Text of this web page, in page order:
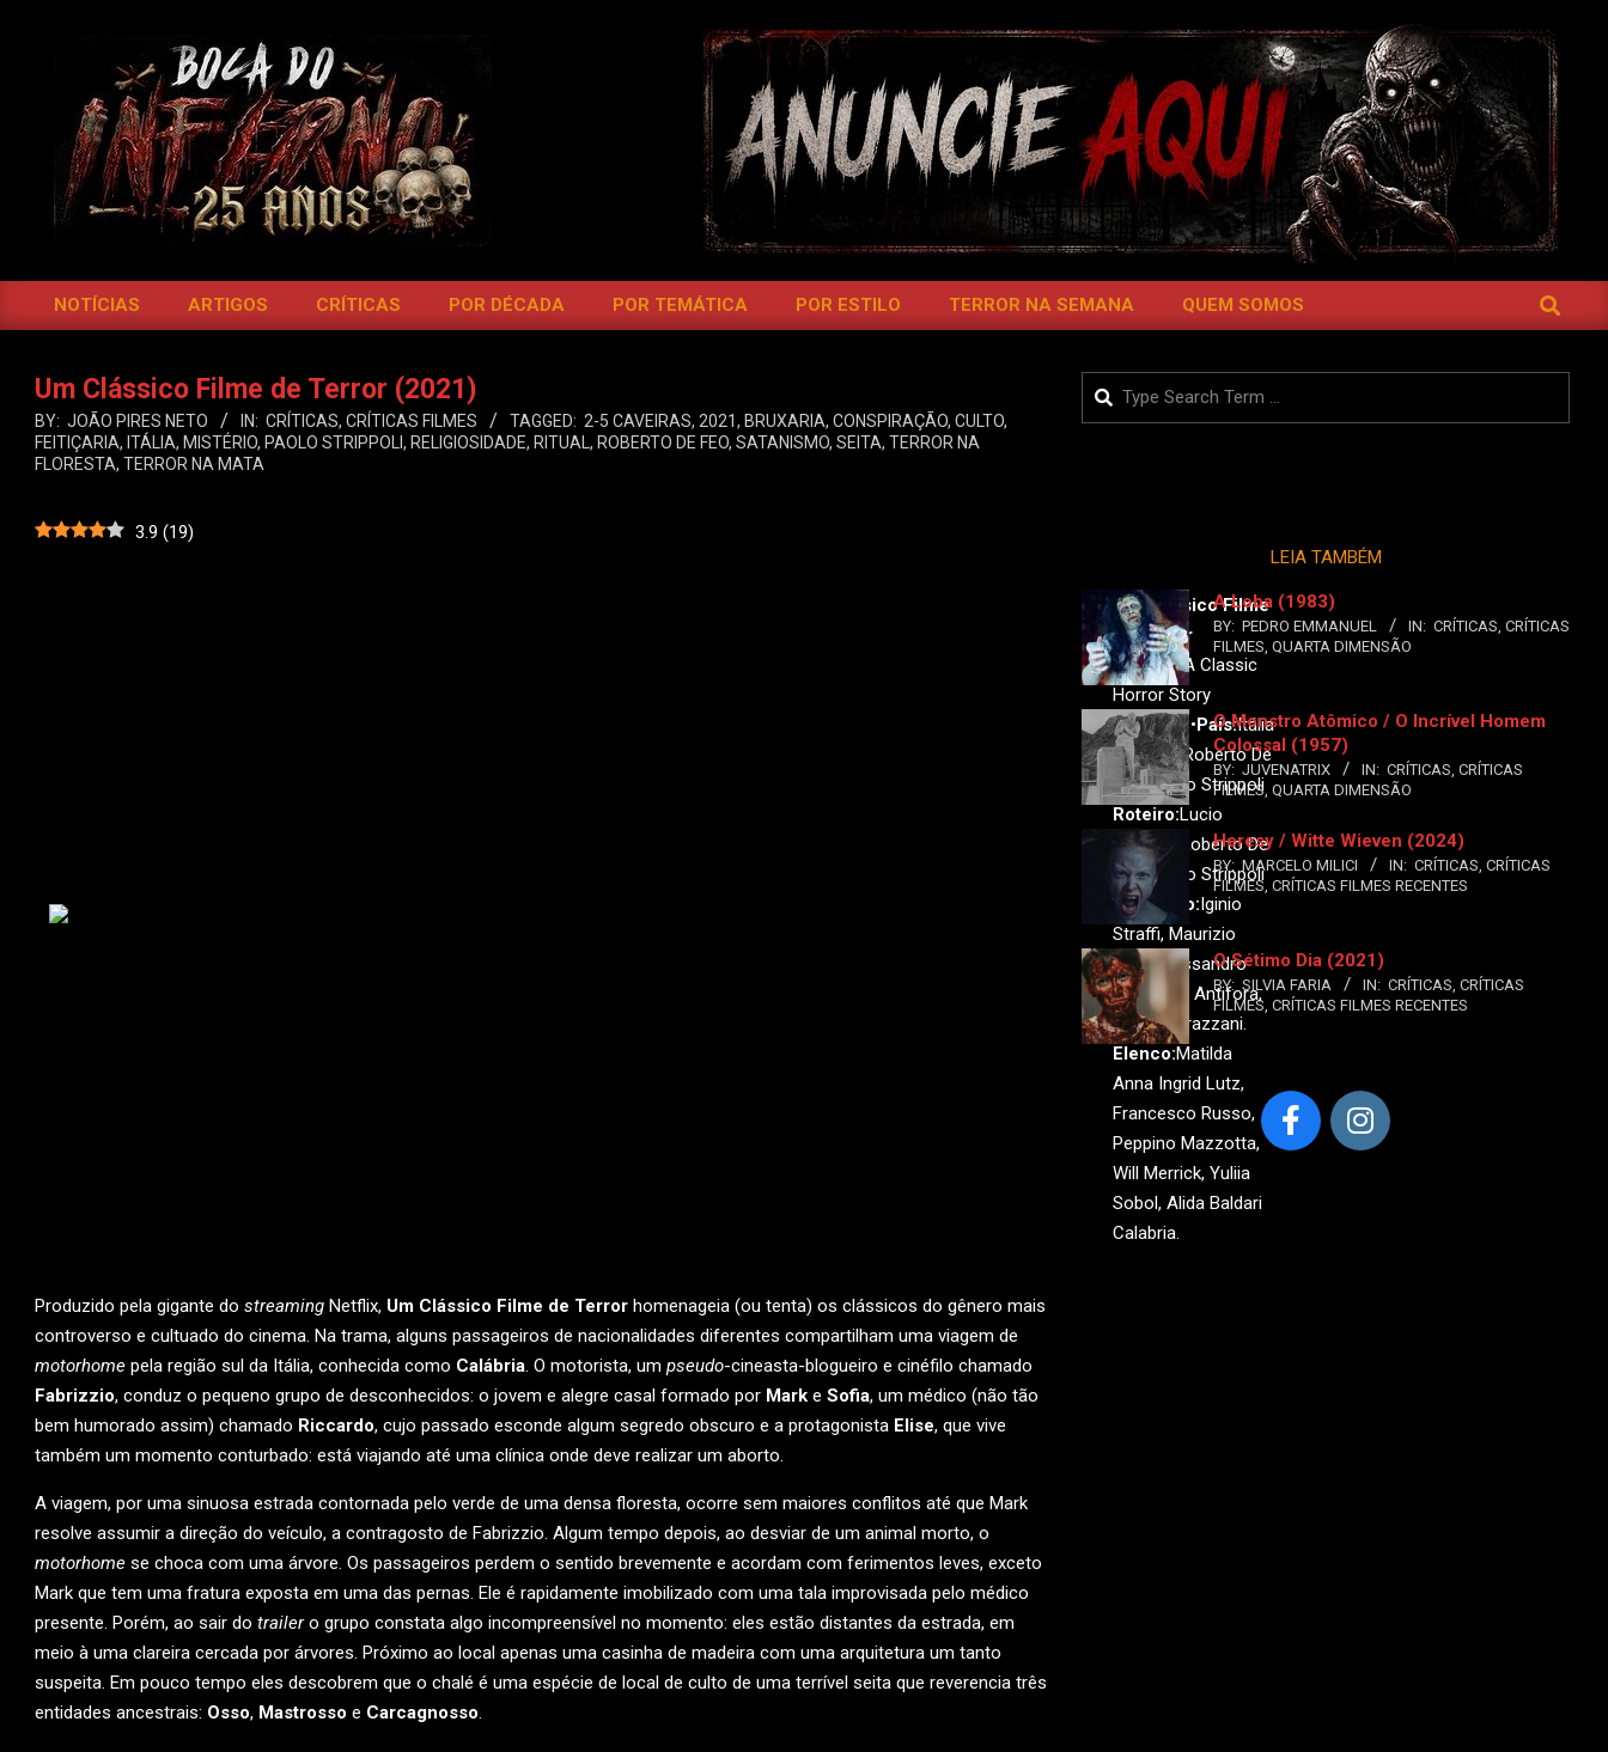
BOCA
DO
Primary
Menu
NOTÍCIAS ARTIGOS CRÍTICAS POR DÉCADA POR TEMÁTICA POR ESTILO TERROR NA SEMANA QUEM SOMOS SEARCH
Um Clássico Filme de Terror (2021)
BY: JOÃO PIRES NETO IN: CRÍTICAS, CRÍTICAS FILMES TAGGED: 2-5 CAVEIRAS, 2021, BRUXARIA, CONSPIRAÇÃO, CULTO,
FEITIÇARIA, ITÁLIA, MISTÉRIO, PAOLO STRIPPOLI , RELIGIOSIDADE, RITUAL , ROBERTO DE FEO, SATANISMO, SEITA, TERROR NA
FLORESTA, TERROR NA MATA
3.9 (19)
Um Clássico Filme
de Terror
Original:A Classic
Horror Story
Ano:2021•País:Itália
Direção:Roberto De
Feo, Paolo Strippoli
Roteiro:Lucio
Besana, Roberto De
Feo, Paolo Strippoli
Produção:Iginio
Straffi, Maurizio
Totti, Alessandro
Usai, Gaia Antifora,
Andrea Grazzani.
Elenco:Matilda
Anna Ingrid Lutz,
Francesco Russo,
Peppino Mazzotta,
Will Merrick, Yuliia
Sobol, Alida Baldari
Calabria.
Produzido pela gigante do streaming Netflix, Um Clássico Filme de Terror homenageia (ou tenta) os clássicos do gênero mais
controverso e cultuado do cinema. Na trama, alguns passageiros de nacionalidades diferentes compartilham uma viagem de
motorhome pela região sul da Itália, conhecida como Calábria. O motorista, um pseudo-cineasta-blogueiro e cinéfilo chamado
Fabrizzio, conduz o pequeno grupo de desconhecidos: o jovem e alegre casal formado por Mark e Sofia, um médico (não tão
bem humorado assim) chamado Riccardo, cujo passado esconde algum segredo obscuro e a protagonista Elise, que vive
também um momento conturbado: está viajando até uma clínica onde deve realizar um aborto.
A viagem, por uma sinuosa estrada contornada pelo verde de uma densa floresta, ocorre sem maiores conflitos até que Mark
resolve assumir a direção do veículo, a contragosto de Fabrizzio. Algum tempo depois, ao desviar de um animal morto, o
motorhome se choca com uma árvore. Os passageiros perdem o sentido brevemente e acordam com ferimentos leves, exceto
Mark que tem uma fratura exposta em uma das pernas. Ele é rapidamente imobilizado com uma tala improvisada pelo médico
presente. Porém, ao sair do trailero grupo constata algo incompreensível no momento: eles estão distantes da estrada, em
meio à uma clareira cercada por árvores. Próximo ao local apenas uma casinha de madeira com uma arquitetura um tanto
suspeita. Em pouco tempo eles descobrem que o chalé é uma espécie de local de culto de uma terrível seita que reverencia três
entidades ancestrais: Osso, Mastrosso e Carcagnosso.
Search
LEIA TAMBÉM
A Loba (1983)
BY: PEDRO EMMANUEL IN: CRÍTICAS, CRÍTICAS
FILMES, QUARTA DIMENSÃO
O Monstro Atômico / O Incrível Homem
Colossal (1957)
BY: JUVENATRIX IN: CRÍTICAS, CRÍTICAS
FILMES, QUARTA DIMENSÃO
Heresy / Witte Wieven (2024)
BY: MARCELO MILICI IN: CRÍTICAS, CRÍTICAS
FILMES, CRÍTICAS FILMES RECENTES
O Sétimo Dia (2021)
BY: SILVIA FARIA IN: CRÍTICAS, CRÍTICAS
FILMES, CRÍTICAS FILMES RECENTES